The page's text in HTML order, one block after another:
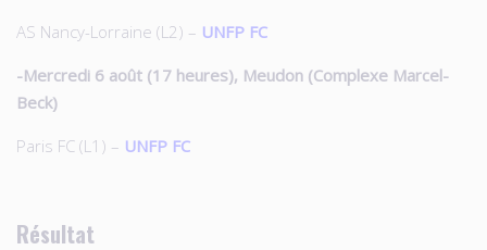
AS Nancy-Lorraine (L2) – UNFP FC
-Mercredi 6 août (17 heures), Meudon (Complexe Marcel-
Beck)
Paris FC (L1) – UNFP FC
Résultat